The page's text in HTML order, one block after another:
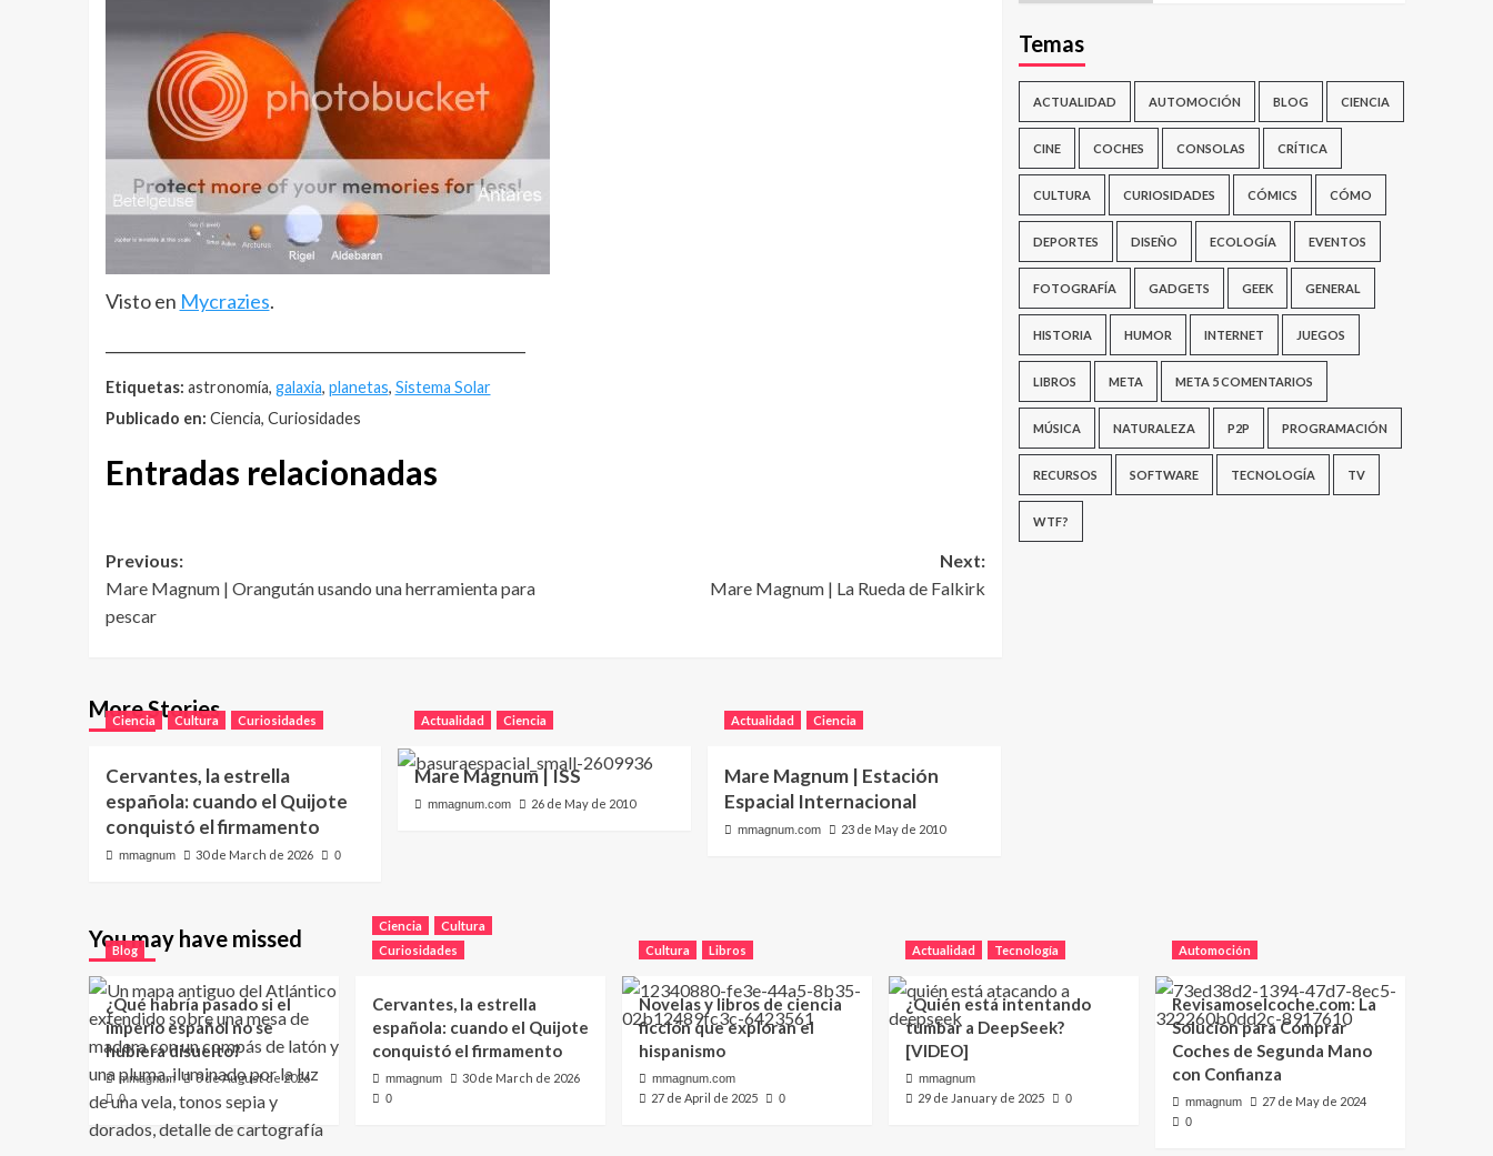
Visto en Mycrazies.
Etiquetas: astronomía, galaxia, planetas, Sistema Solar
Publicado en: Ciencia, Curiosidades
Entradas relacionadas
Post
navigation
Previous:
Mare Magnum | Orangután usando una herramienta para
pescar
Next:
Mare Magnum | La Rueda de Falkirk
More Stories
Ciencia Cultura Curiosidades
Cervantes, la estrella
española: cuando el Quijote
conquistó el firmamento
mmagnum 30 de March de 2026 0
Actualidad Ciencia
Mare Magnum | ISS
mmagnum.com 26 de May de 2010
Actualidad Ciencia
Mare Magnum | Estación
Espacial Internacional
mmagnum.com 23 de May de 2010
Temas
ACTUALIDAD AUTOMOCIÓN BLOG CIENCIA
CINE COCHES CONSOLAS CRÍTICA
CULTURA CURIOSIDADES CÓMICS CÓMO
DEPORTES DISEÑO ECOLOGÍA EVENTOS
FOTOGRAFÍA GADGETS GEEK GENERAL
HISTORIA HUMOR INTERNET JUEGOS
LIBROS META META 5 COMENTARIOS
MÚSICA NATURALEZA P2P PROGRAMACIÓN
RECURSOS SOFTWARE TECNOLOGÍA TV
WTF?
You may have missed
Blog
¿Qué habría pasado si el
imperio español no se
hubiera disuelto?
mmagnum 8 de August de 2026
0
Ciencia
Cultura
Curiosidades
Cervantes, la estrella
española: cuando el Quijote
conquistó el firmamento
mmagnum 30 de March de 2026
0
Cultura Libros
Novelas y libros de ciencia
ficción que exploran el
hispanismo
mmagnum.com
27 de April de 2025 0
Actualidad Tecnología
¿Quién está intentando
tumbar a DeepSeek?
[VIDEO]
mmagnum
29 de January de 2025 0
Automoción
Revisamoselcoche.com: La
Solución para Comprar
Coches de Segunda Mano
con Confianza
mmagnum 27 de May de 2024
0